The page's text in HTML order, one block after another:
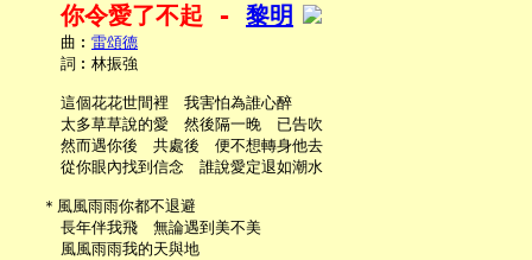
你令愛了不起 - 黎明
     曲︰
雷頌德
     詞︰林振強
     這個花花世間裡　我害怕為誰心醉
     太多草草說的愛　然後隔一晚　已告吹
     然而遇你後　共處後　便不想轉身他去
     從你眼內找到信念　誰說愛定退如潮水
   ＊風風雨雨你都不退避
     長年伴我飛　無論遇到美不美
     風風雨雨我的天與地